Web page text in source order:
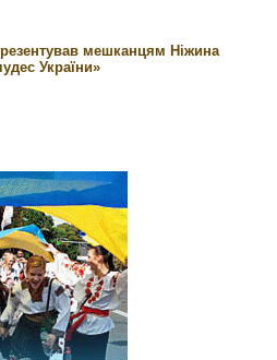
мешканцям Ніжина
України»